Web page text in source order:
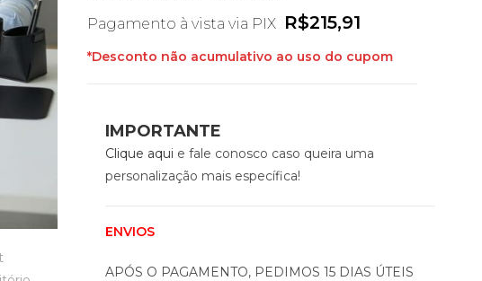
Pagamento à vista via PIX R$215,91
*Desconto não acumulativo ao uso do cupom
IMPORTANTE
Clique aqui e fale conosco caso queira uma
personalização mais específica!
ENVIOS
APÓS O PAGAMENTO, PEDIMOS 15 DIAS ÚTEIS